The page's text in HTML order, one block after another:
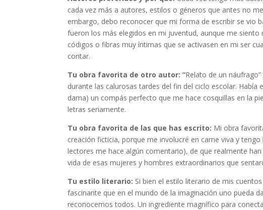
cada vez más a autores, estilos o géneros que antes no
embargo, debo reconocer que mi forma de escribir se vio
fueron los más elegidos en mi juventud, aunque me
códigos o fibras muy íntimas que se activasen en mi ser
contar.
Tu obra favorita de otro autor: “Relato de un
durante las calurosas tardes del fin del ciclo escolar.
dama) un compás perfecto que me hace cosquillas en la
letras seriamente.
Tu obra favorita de las que has escrito: Mi obra
creación ficticia, porque me involucré en carne viva y
lectores me hace algún comentario), de que realmente
vida de esas mujeres y hombres extraordinarios que
Tu estilo literario: Si bien el estilo literario de mis
fascinante que en el mundo de la imaginación uno pueda
reconocemos todos. Un ingrediente magnífico para